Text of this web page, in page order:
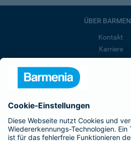
ÜBER
Kontakt
Karriere
Barmenia ist Teil der
BELIEBTE